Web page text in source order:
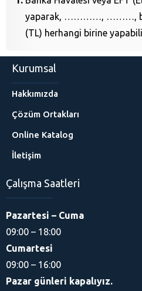
yaparak, …………, ………,
(TL) herhangi birine
Kurumsal
Hakkımızda
Çözüm Ortakları
Online Katalog
İletişim
Çalışma Saatleri
Pazartesi – Cuma
09:00 – 18:00
Cumartesi
09:00 – 16:00
Pazar günleri kapalıyız.